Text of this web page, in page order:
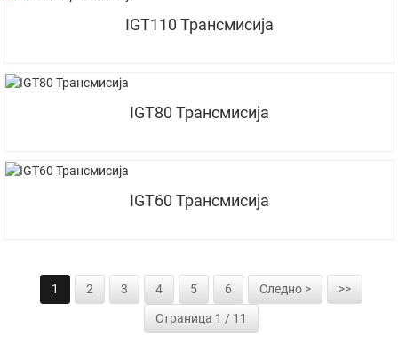
IGT110 Трансмисија
IGT80 Трансмисија
IGT60 Трансмисија
1 2 3 4 5 6 Следно > >>
Страница 1 / 11